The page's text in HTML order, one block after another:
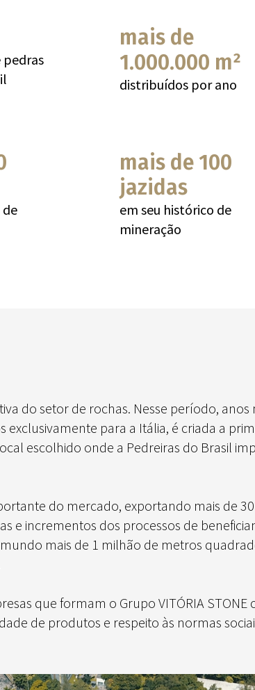
mais de
1.000.000 m²
distribuídos por ano
mais de 100
jazidas
em seu histórico de
mineração
do setor de rochas. Nesse período,
para a Itália, é criada a
escolhido onde a Pedreiras do Brasil
do mercado, exportando mais de
incrementos dos processos de
mais de 1 milhão de metros
que formam o Grupo VITÓRIA
de produtos e respeito às normas